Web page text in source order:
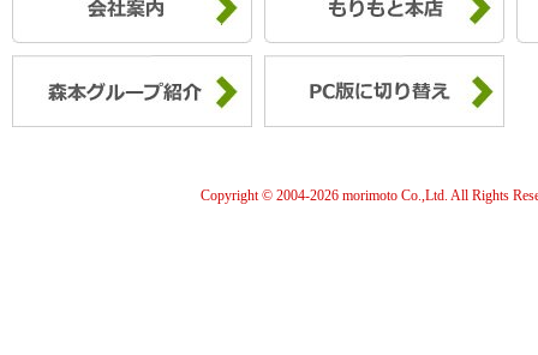
Copyright © 2004-2026 morimoto Co.,Ltd. All Rights